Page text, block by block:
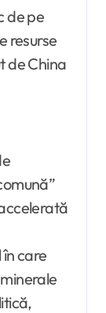
de pe
resurse
de China
care